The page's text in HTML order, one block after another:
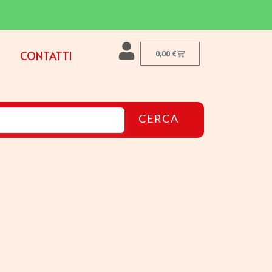
CONTATTI 0,00 €
CERCA